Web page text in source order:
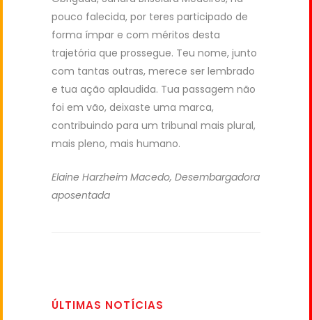
pouco falecida, por teres participado de
forma ímpar e com méritos desta
trajetória que prossegue. Teu nome, junto
com tantas outras, merece ser lembrado
e tua ação aplaudida. Tua passagem não
foi em vão, deixaste uma marca,
contribuindo para um tribunal mais plural,
mais pleno, mais humano.
Elaine Harzheim Macedo, Desembargadora
aposentada
ÚLTIMAS NOTÍCIAS